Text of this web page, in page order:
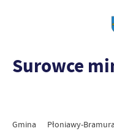
Surowce
Gmina Płoniawy-